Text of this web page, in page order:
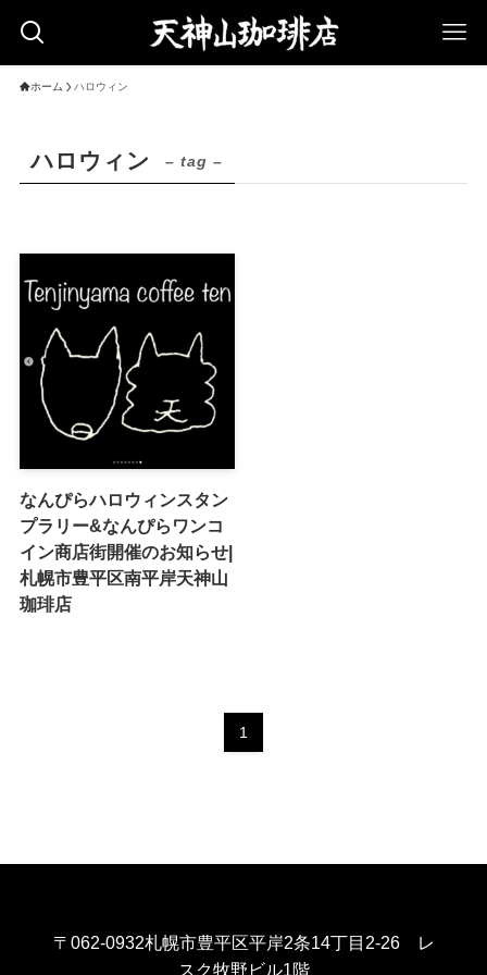
ホーム ハロウィン
ハロウィン – tag –
なんぴらハロウィンスタン
プラリー&なんぴらワンコ
イン商店街開催のお知らせ|
札幌市豊平区南平岸天神山
珈琲店
1
〒062-0932札幌市豊平区平岸2条14丁目2-26 レ
スク牧野ビル1階